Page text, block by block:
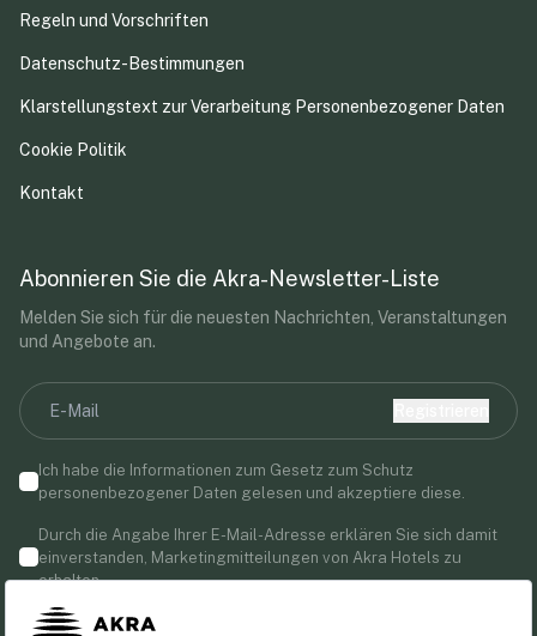
Regeln und Vorschriften
Datenschutz-Bestimmungen
Klarstellungstext zur Verarbeitung Personenbezogener Daten
Cookie Politik
Kontakt
Abonnieren Sie die Akra-Newsletter-Liste
Melden Sie sich für die neuesten Nachrichten, Veranstaltungen
und Angebote an.
Ich habe die Informationen zum Gesetz zum Schutz
personenbezogener Daten gelesen und akzeptiere diese.
Durch die Angabe Ihrer E-Mail-Adresse erklären Sie sich damit
einverstanden, Marketingmitteilungen von Akra Hotels zu
erhalten.